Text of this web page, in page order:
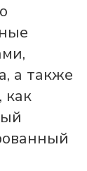
а также
как